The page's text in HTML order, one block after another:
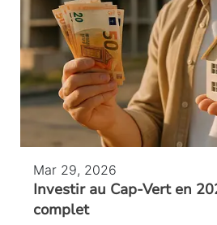
Mar 29, 2026
Investir au Cap-Vert en
complet